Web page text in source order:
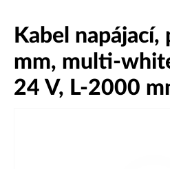
Kabel napájací,
mm, multi-
24 V, L-2000